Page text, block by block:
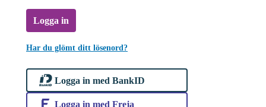
Logga in
Har du glömt ditt lösenord?
Logga in med BankID
Logga in med Freja